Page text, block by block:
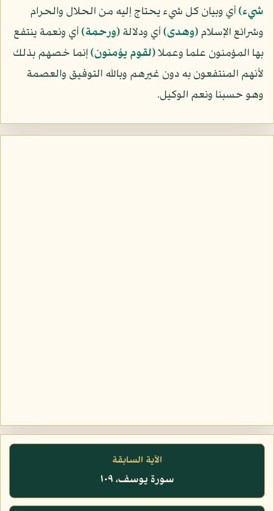
شيء﴾أي وبيان كل شيء يحتاج إليه من الحلال والحرام
وشرائع الإسلام﴿وهدى﴾أي ودلالة﴿ورحمة﴾أي ونعمة ينتفع
بها المؤمنون علما وعملا﴿لقوم يؤمنون﴾إنما خصهم بذلك
لأنهم المنتفعون به دون غيرهم وبالله التوفيق والعصمة
وهو حسبنا ونعم الوكيل.
الآية السابقة
سورة يوسف، ١٠٩